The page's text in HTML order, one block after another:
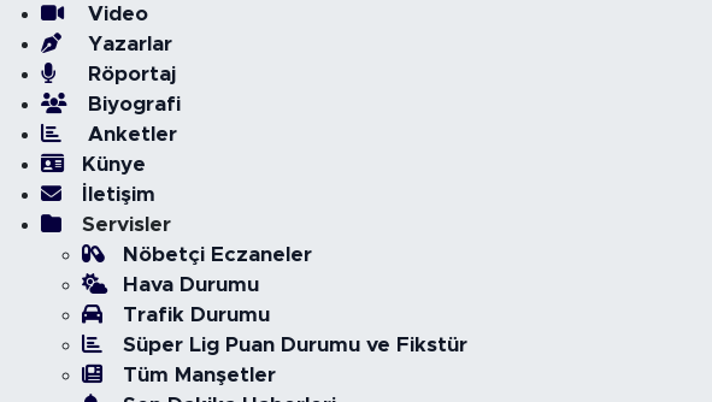
Video
Yazarlar
Röportaj
Biyografi
Anketler
Künye
İletişim
Servisler
Nöbetçi Eczaneler
Hava Durumu
Trafik Durumu
Süper Lig Puan Durumu ve Fikstür
Tüm Manşetler